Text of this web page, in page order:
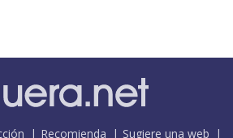
Recomienda
Sugiere una web